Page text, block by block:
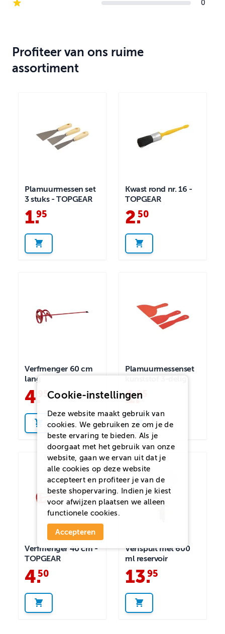
1-star reviews
0
Profiteer van ons ruime
assortiment
Plamuurmessen set
3 stuks - TOPGEAR
1.
95
Kwast rond nr. 16 -
TOPGEAR
2.
50
Verfmenger 60 cm
lang
4 95
Plamuurmessenset
1.95
Verfmenger 40 cm -
TOPGEAR
4.
50
Verfspuit met 600
ml reservoir
13.
95
Cookie-instellingen
Deze website maakt gebruik van
cookies. We gebruiken ze om je de
beste ervaring te bieden. Als je
doorgaat met het gebruik van onze
website, gaan we ervan uit dat je
alle cookies op deze website
accepteert en profiteer je van de
beste shopervaring. Indien je kiest
voor afwijzen plaatsen we alleen
functionele cookies.
Accepteren